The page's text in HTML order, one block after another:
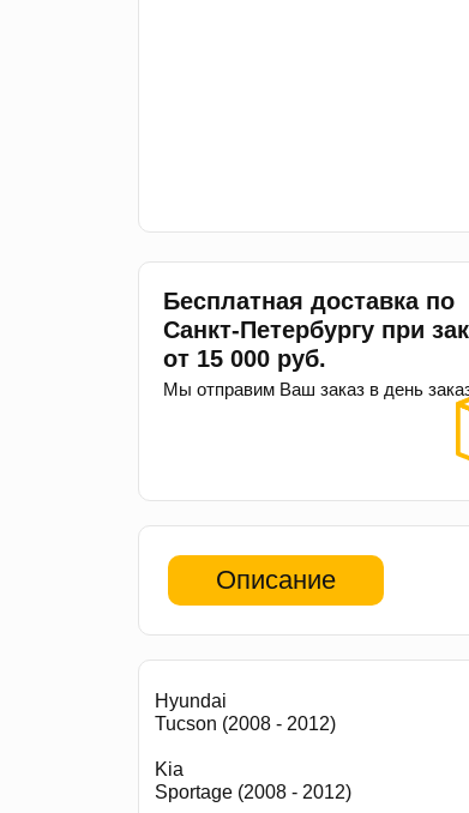
Бесплатная доставка по
Санкт-Петербургу при
от 15 000 руб.
Мы отправим Ваш заказ в день
Описание
Hyundai
Tucson (2008 - 2012)
Kia
Sportage (2008 - 2012)